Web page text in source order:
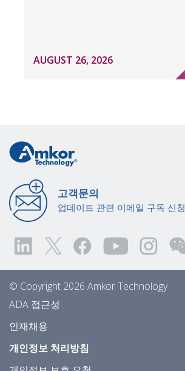
AUGUST 26, 2026
고객문의
업데이트 관련 이메일 구독 신청
© Copyright 2026 Amkor Technology
ADA 접근성
인재채용
개인정보 처리방침